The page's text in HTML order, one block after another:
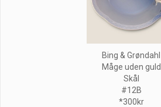
Bing & Grøndahl
Måge uden guld
Skål
#12B
*300kr